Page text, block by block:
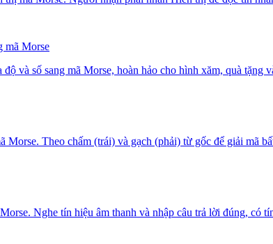
mã Morse
và số sang mã Morse, hoàn hảo cho hình xăm, quà tặng
Morse. Theo chấm (trái) và gạch (phải) từ gốc để giải mã
Nghe tín hiệu âm thanh và nhập câu trả lời đúng, có